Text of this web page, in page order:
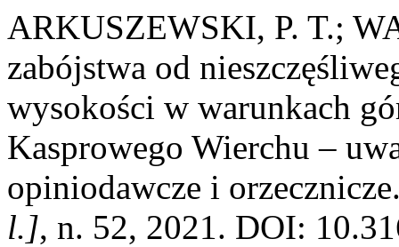
ARKUSZEWSKI, P. T.;
zabójstwa od
wysokości w warunkach
Kasprowego Wierchu –
opiniodawcze i
l.], n. 52, 2021. DOI: